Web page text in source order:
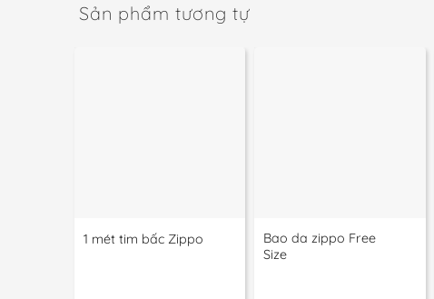
Sản phẩm tương tự
1 mét tim bấc Zippo
Bao da zippo Free
Size